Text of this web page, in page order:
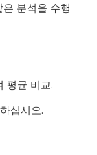
분석을 수행
평균 비교.
십시오.